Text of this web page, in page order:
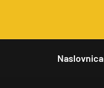
Naslovnica